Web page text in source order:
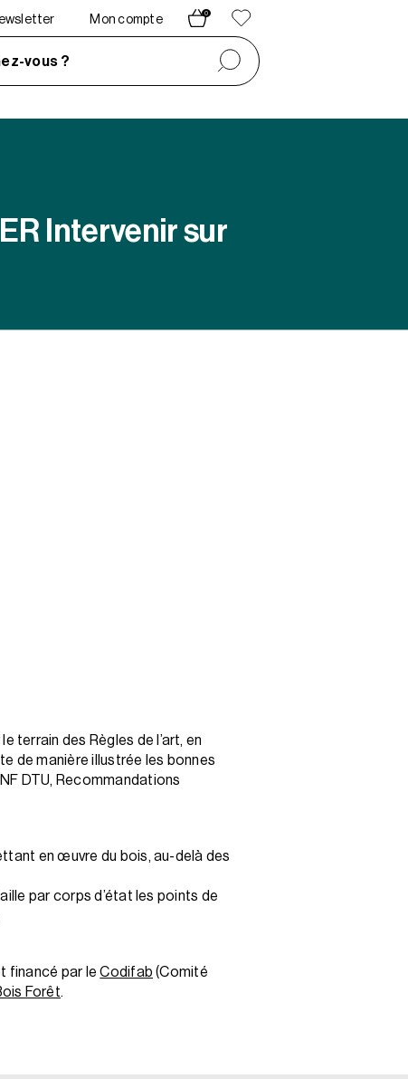
Mon compte
0
vous ?
Intervenir sur
terrain des Règles de l’art, en
de manière illustrée les bonnes
DTU, Recommandations
en œuvre du bois, au-delà des
par corps d’état les points de
financé par leCodifab (Comité
Forêt.